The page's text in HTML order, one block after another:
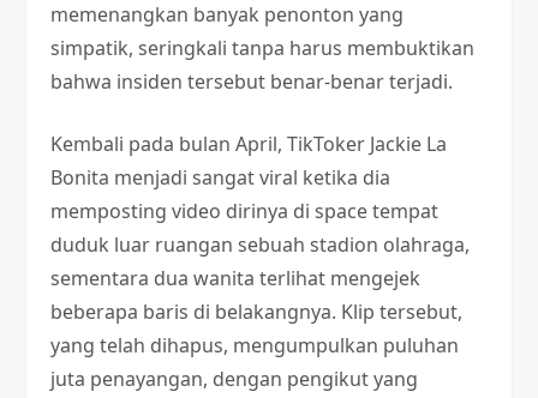
memenangkan banyak penonton yang
simpatik, seringkali tanpa harus membuktikan
bahwa insiden tersebut benar-benar terjadi.
Kembali pada bulan April, TikToker Jackie La
Bonita menjadi sangat viral ketika dia
memposting video dirinya di space tempat
duduk luar ruangan sebuah stadion olahraga,
sementara dua wanita terlihat mengejek
beberapa baris di belakangnya. Klip tersebut,
yang telah dihapus, mengumpulkan puluhan
juta penayangan, dengan pengikut yang